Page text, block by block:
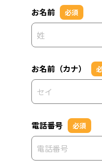
お名前 必須
お名前（カナ）
電話番号 必須